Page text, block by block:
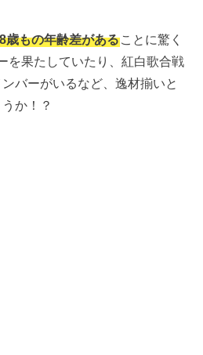
歳もの年齢差があることに驚く
を果たしていたり、紅白歌合戦
バーがいるなど、逸材揃いと
か！？